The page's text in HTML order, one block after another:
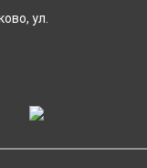
ул.